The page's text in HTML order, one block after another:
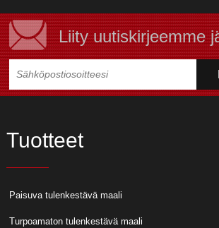
Liity uutiskirjeemme
Tuotteet
Paisuva tulenkestävä maali
Turpoamaton tulenkestävä maali